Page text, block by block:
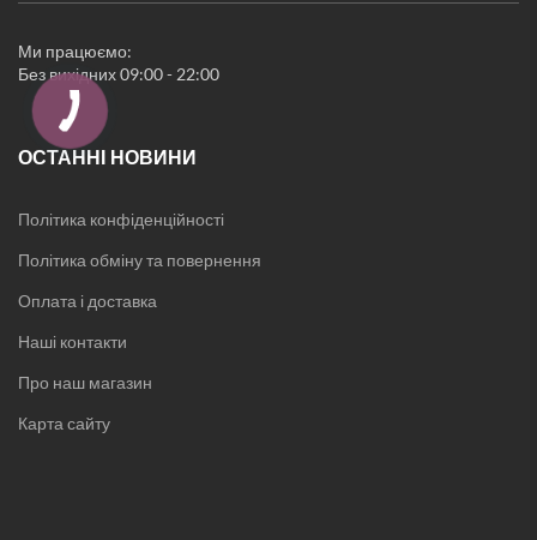
Ми працюємо:
Без вихідних 09:00 - 22:00
ОСТАННІ НОВИНИ
Політика конфіденційності
Політика обміну та повернення
Оплата і доставка
Наші контакти
Про наш магазин
Карта сайту